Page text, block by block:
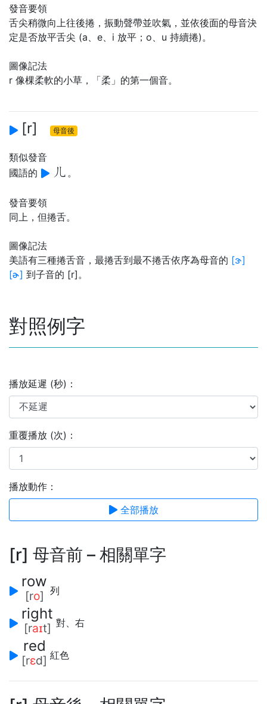
發音要領
舌尖稍微向上往後捲，振動聲帶並吹氣，並依後面的母音決
定是否放平舌尖 (a、e、i 放平；o、u 持續捲)。
圖像記法
r 像棵柔軟的小草，「柔」的第一個音。
[r] 母音後
類似發音
國語的
ㄦ 。
發音要領
同上，但捲舌。
圖像記法
美語有三種捲舌音，最捲舌到最不捲舌依序為母音的 [ɝ]
[ɚ] 到子音的 [r]。
對照例字
播放延遲 (秒)：
重覆播放 (次)：
播放動作：
全部播放
[r] 母音前 – 相關單字
row
[ro] 列
right
[raɪt] 對、右
red
[rɛd] 紅色